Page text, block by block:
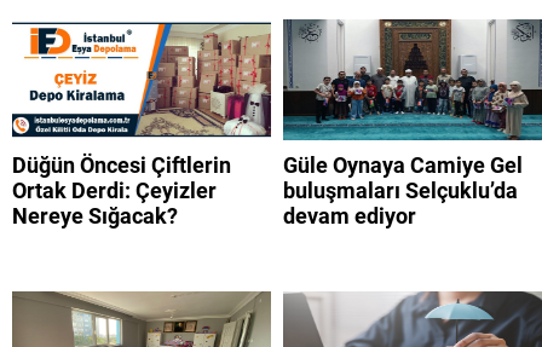
Düğün Öncesi Çiftlerin
Ortak Derdi: Çeyizler
Nereye Sığacak?
Güle Oynaya Camiye Gel
buluşmaları Selçuklu’da
devam ediyor